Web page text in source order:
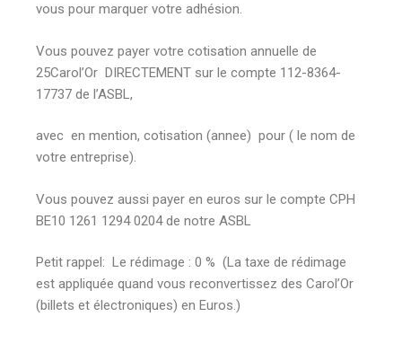
vous pour marquer votre adhésion.
Vous pouvez payer votre cotisation annuelle de
25Carol’Or DIRECTEMENT sur le compte 112-8364-
17737 de l’ASBL,
avec en mention, cotisation (annee) pour ( le nom de
votre entreprise).
Vous pouvez aussi payer en euros sur le compte CPH
BE10 1261 1294 0204 de notre ASBL
Petit rappel: Le rédimage : 0 % (La taxe de rédimage
est appliquée quand vous reconvertissez des Carol’Or
(billets et électroniques) en Euros.)